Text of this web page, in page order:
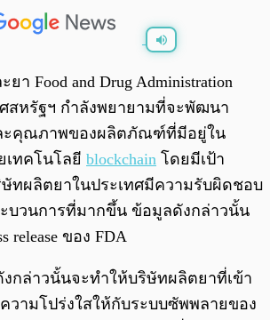
า Food and Drug Administration
สหรัฐฯ กำลังพยายามที่จะพัฒนา
ะคุณภาพของผลิตภัณฑ์ที่มีอยู่ใน
ทคโนโลยี blockchain โดยมีเป้า
ทผลิตยาในประเทศมีความรับผิดชอบ
บวนการที่มากขึ้น ข้อมูลดังกล่าวนั้น
release ของ FDA
กล่าวนั้นจะทำให้บริษัทผลิตยาที่เข้า
วามโปร่งใสให้กับระบบซัพพลายของ